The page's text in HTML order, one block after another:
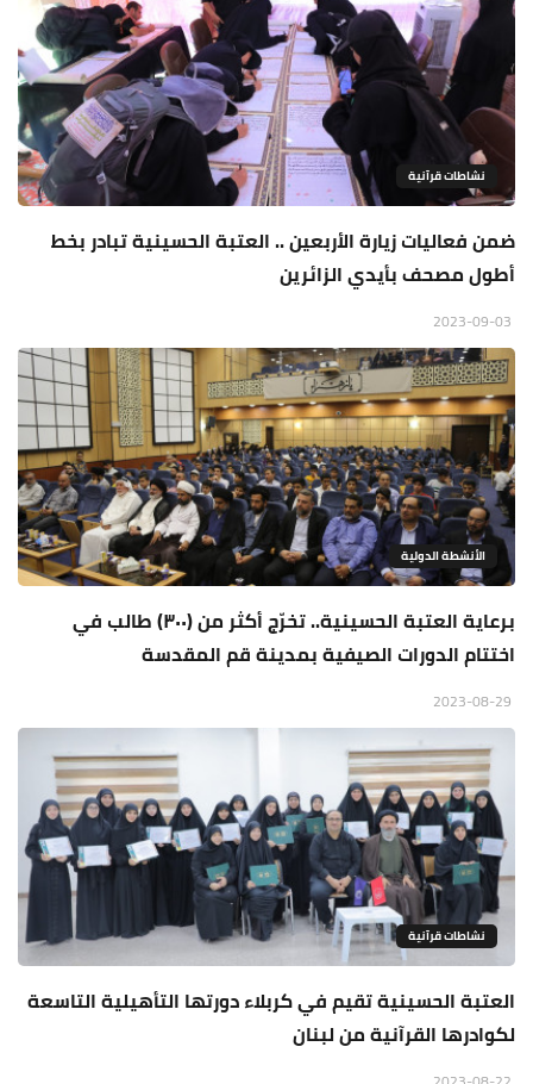
نشاطات قرآنية
ضمن فعاليات زيارة الأربعين .. العتبة الحسينية تبادر بخط
أطول مصحف بأيدي الزائرين
الأنشطة الدولية
برعاية العتبة الحسينية.. تخرّج أكثر من (٣٠٠) طالب في
اختتام الدورات الصيفية بمدينة قم المقدسة
نشاطات قرآنية
العتبة الحسينية تقيم في كربلاء دورتها التأهيلية التاسعة
لكوادرها القرآنية من لبنان